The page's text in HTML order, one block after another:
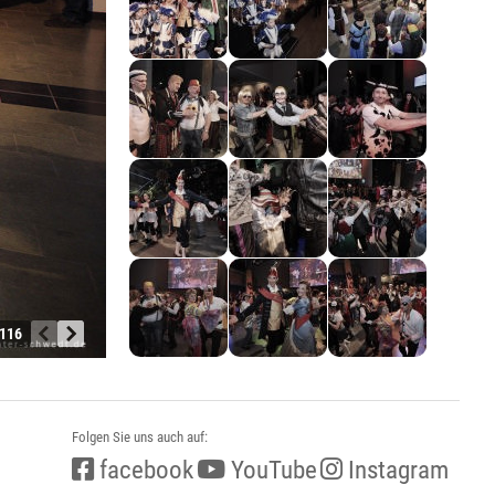
Folgen Sie uns auch auf:
facebook YouTube Instagram